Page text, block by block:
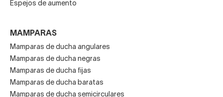
Para esta firma la meta es diseñar un “producto de la
máxima calidad que le permita alcanzar una satisfacción
absoluta” al cliente. Una buena máxima.
Espejos de aumento
MAMPARAS
Mamparas de ducha angulares
Mamparas de ducha negras
Mamparas de ducha fijas
Mamparas de ducha baratas
Mamparas de ducha semicirculares